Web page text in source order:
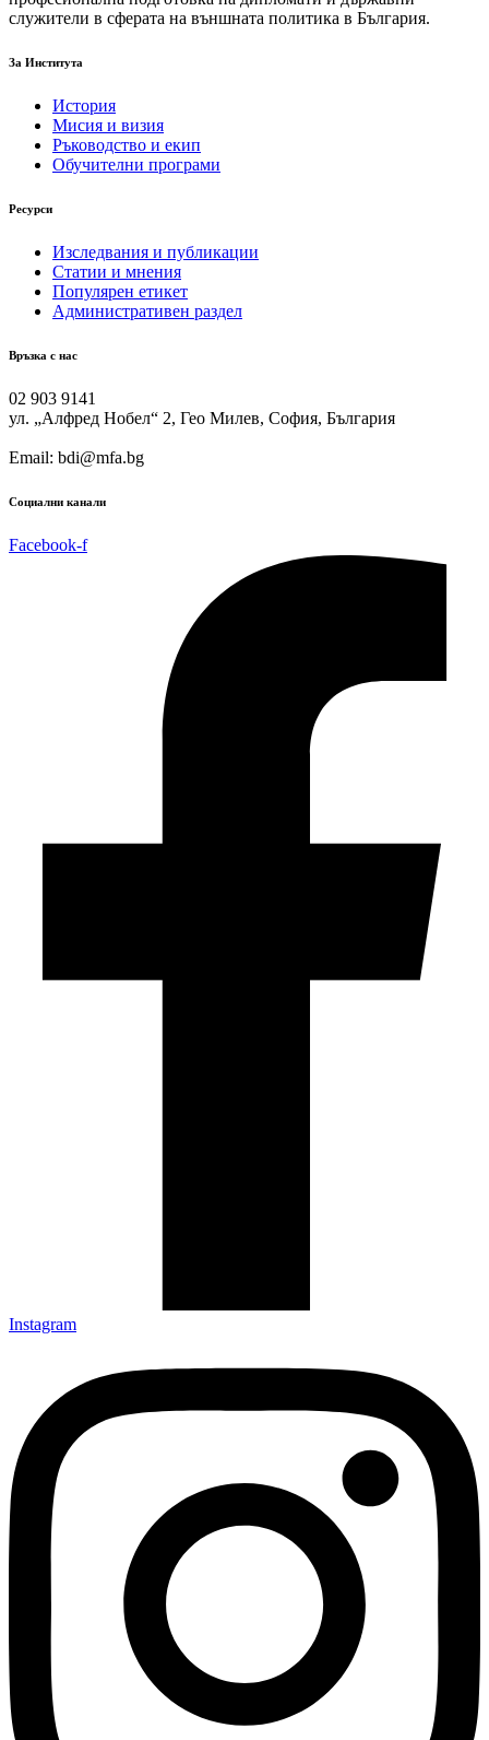
служители в сферата на външната политика в България.
За Института
История
Мисия и визия
Ръководство и екип
Обучителни програми
Ресурси
Изследвания и публикации
Статии и мнения
Популярен етикет
Административен раздел
Връзка с нас
02 903 9141
ул. „Алфред Нобел“ 2, Гео Милев, София, България
Email: bdi@mfa.bg
Социални канали
Facebook-f
Instagram